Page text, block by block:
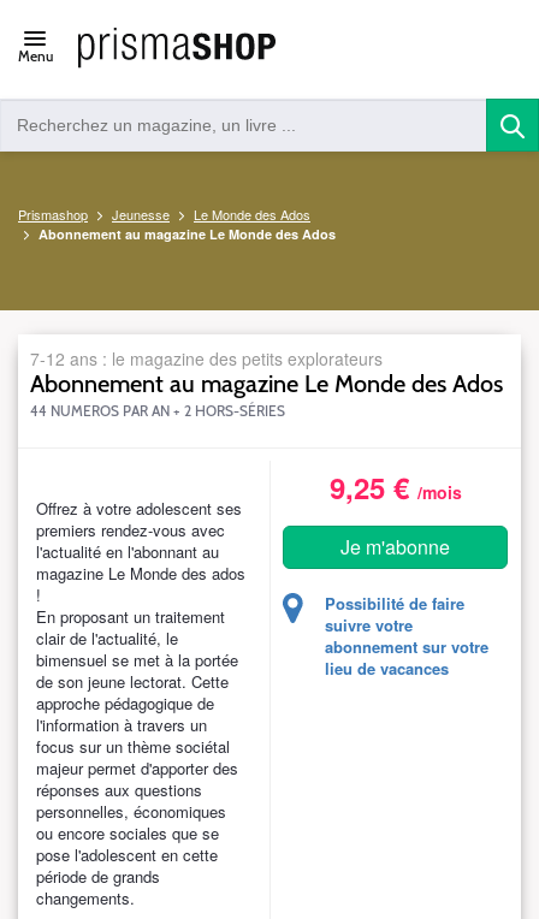
Open/close
navigation
Menu
Prismashop Jeunesse Le Monde des Ados
Abonnement au magazine Le Monde des Ados
7-12 ans : le magazine des petits explorateurs
Abonnement au magazine Le Monde des Ados
44 NUMEROS PAR AN + 2 HORS-SÉRIES
Offrez à votre adolescent ses
premiers rendez-vous avec
l'actualité en l'abonnant au
magazine Le Monde des ados
!
En proposant un traitement
clair de l'actualité, le
bimensuel se met à la portée
de son jeune lectorat. Cette
approche pédagogique de
l'information à travers un
focus sur un thème sociétal
majeur permet d'apporter des
réponses aux questions
personnelles, économiques
ou encore sociales que se
pose l'adolescent en cette
période de grands
changements.
9,25 € /mois
Je m'abonne
Possibilité de faire
suivre votre
abonnement sur votre
lieu de vacances